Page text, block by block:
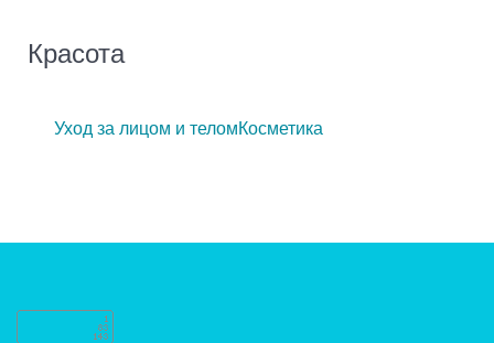
Красота
Уход за лицом и теломКосметика